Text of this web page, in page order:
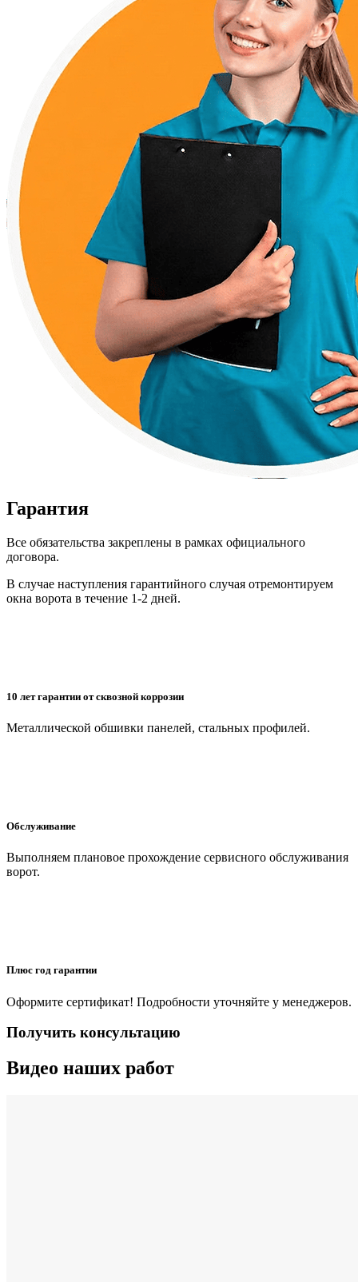
Гарантия
Все обязательства закреплены в рамках официального
договора.
В случае наступления гарантийного случая отремонтируем
окна ворота в течение 1-2 дней.
10 лет гарантии от сквозной коррозии
Металлической обшивки панелей, стальных профилей.
Обслуживание
Выполняем плановое прохождение сервисного обслуживания
ворот.
Плюс год гарантии
Оформите сертификат! Подробности уточняйте у менеджеров.
Получить консультацию
Видео наших работ